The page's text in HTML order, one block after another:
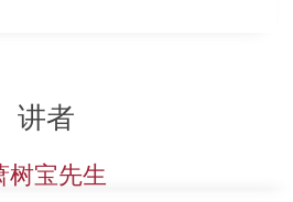
讲者
树宝先生